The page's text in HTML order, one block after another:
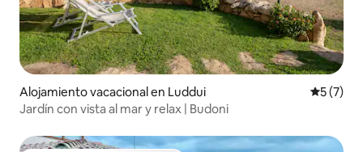
Alojamiento vacacional en Luddui
5 (7)
Jardín con vista al mar y relax | Budoni